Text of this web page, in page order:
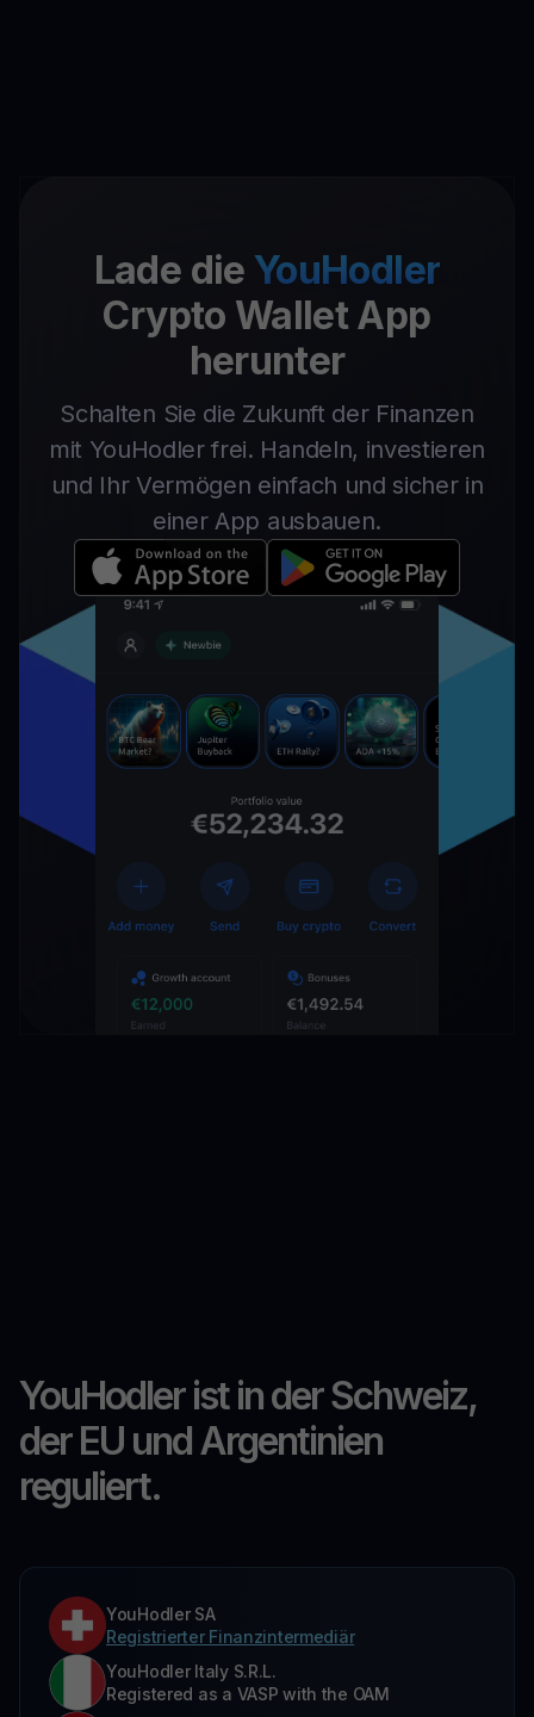
Lade die YouHodler
Crypto Wallet App
herunter
Schalten Sie die Zukunft der Finanzen
mit YouHodler frei. Handeln, investieren
und Ihr Vermögen einfach und sicher in
einer App ausbauen.
YouHodler ist in der Schweiz,
der EU und Argentinien
reguliert.
YouHodler SA
Registrierter Finanzintermediär
YouHodler Italy S.R.L.
Registered as a VASP with the OAM